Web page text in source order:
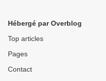
Hébergé par Overblog
Top articles
Pages
Contact